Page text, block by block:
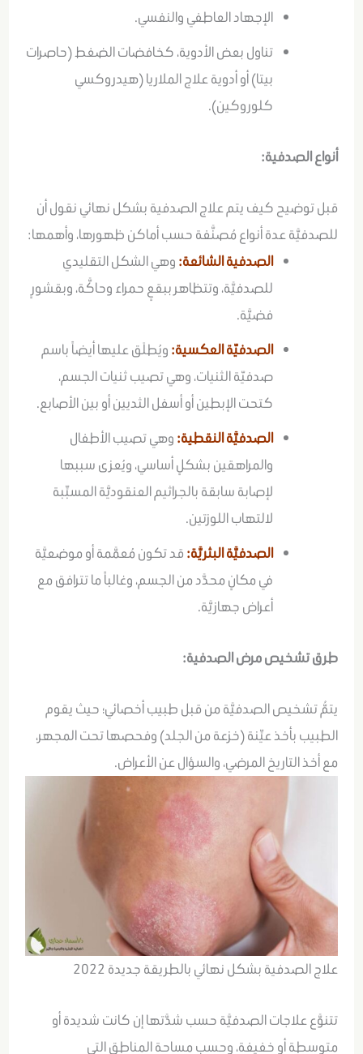
الإجهاد العاطفي والنفسي.
تناول بعض الأدوية، كخافضات الضغط (حاصرات
بيتا) أو أدوية علاج الملاريا (هيدروكسي
كلوروكين).
أنواع الصدفية:
قبل توضيح كيف يتم علاج الصدفية بشكل نهائي نقول أن
للصدفيَّة عدة أنواع مُصنَّفة حسب أماكن ظهورها، وأهمها:
الصدفية الشائعة: وهي الشكل التقليدي
للصدفيَّة، وتتظاهر ببقعٍ حمراء وحاكَّة، وبقشورٍ
فضيَّة.
الصدفيّة العكسية: ويُطلَق عليها أيضاً باسم
صدفيّة الثنيات، وهي تصيب ثنيات الجسم،
كتحت الإبطين أو أسفل الثديين أو بين الأصابع.
الصدفيَّة النقطية: وهي تصيب الأطفال
والمراهقين بشكلٍ أساسي، ويُعزى سببها
لإصابة سابقة بالجراثيم العنقوديَّة المسبِّبة
لالتهاب اللوزتين.
الصدفيَّة البثريَّة: قد تكون مُعمَّمة أو موضعيَّة
في مكانٍ محدَّد من الجسم، وغالباً ما تترافق مع
أعراض جهازيَّة.
طرق تشخيص مرض الصدفية:
يتمُّ تشخيص الصدفيَّة من قبل طبيب أخصائي؛ حيث يقوم
الطبيب بأخذ عيِّنة (خزعة من الجلد) وفحصها تحت المجهر،
مع أخذ التاريخ المرضي، والسؤال عن الأعراض.
علاج الصدفية بشكل نهائي بالطريقة جديدة 2022
تتنوَّع علاجات الصدفيَّة حسب شدَّتها إن كانت شديدة أو
متوسطة أو خفيفة، وحسب مساحة المناطق التي